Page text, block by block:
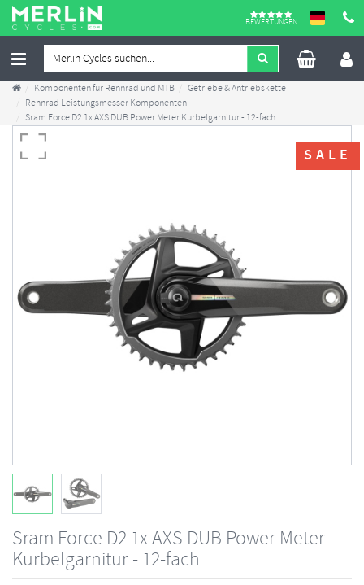
BEWERTUNGEN
Komponenten für Rennrad und MTB
Getriebe & Antriebskette
Rennrad Leistungsmesser Komponenten
Sram Force D2 1x AXS DUB Power Meter Kurbelgarnitur - 12-fach
SALE
Sram Force D2 1x AXS DUB Power Meter
Kurbelgarnitur - 12-fach